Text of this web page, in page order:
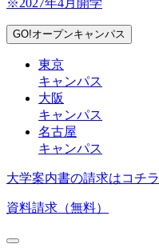
※2027年4月開学
GO!オープンキャンパス
東京
キャンパス
大阪
キャンパス
名古屋
キャンパス
大学案内書の請求はコチラ
資料請求（無料）